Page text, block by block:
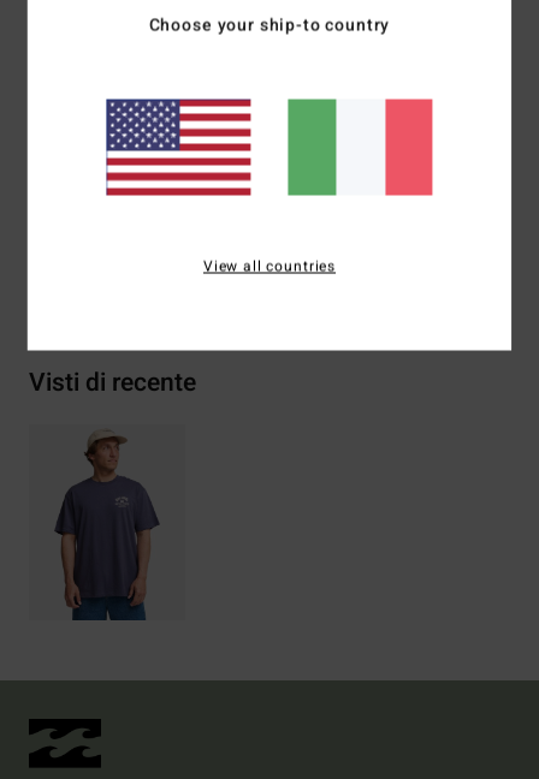
girocollo
Parte della collezione Billabong Gallery con foto di
Russell Spencer
Composizione[Tessuto principale] 100% cotone
Visti di recente
Choose your ship-to country
View all countries